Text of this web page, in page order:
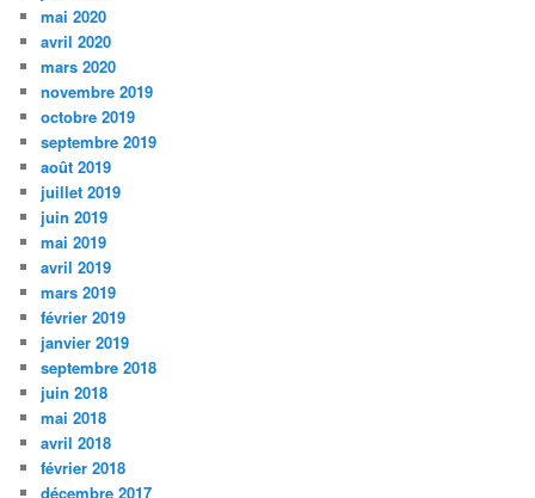
mai 2020
avril 2020
mars 2020
novembre 2019
octobre 2019
septembre 2019
août 2019
juillet 2019
juin 2019
mai 2019
avril 2019
mars 2019
février 2019
janvier 2019
septembre 2018
juin 2018
mai 2018
avril 2018
février 2018
décembre 2017